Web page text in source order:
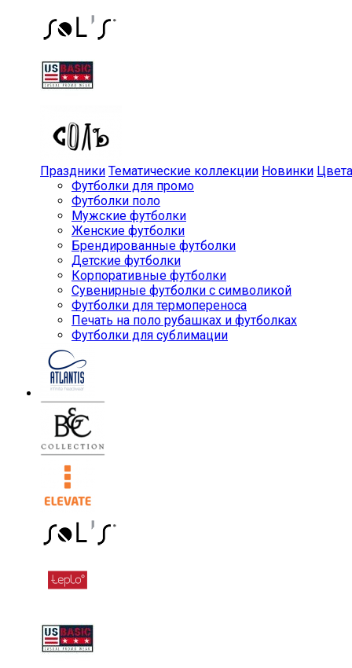
Праздники Тематические коллекции Новинки Цвета
Футболки для промо
Футболки поло
Мужские футболки
Женские футболки
Брендированные футболки
Детские футболки
Корпоративные футболки
Сувенирные футболки с символикой
Футболки для термопереноса
Печать на поло рубашках и футболках
Футболки для сублимации